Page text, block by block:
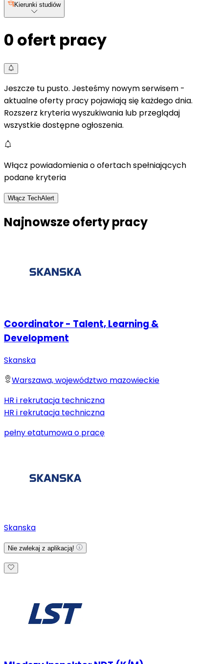
Kierunki studiów
0 ofert pracy
Jeszcze tu pusto. Jesteśmy nowym serwisem -
aktualne oferty pracy pojawiają się każdego dnia.
Rozszerz kryteria wyszukiwania lub przeglądaj
wszystkie dostępne ogłoszenia.
Włącz powiadomienia o ofertach spełniających
podane kryteria
Włącz TechAlert
Najnowsze oferty pracy
Coordinator - Talent, Learning &
Development
Skanska
Warszawa, województwo mazowieckie
HR i rekrutacja techniczna
HR i rekrutacja techniczna
pełny etatumowa o pracę
Skanska
Nie zwlekaj z aplikacją!